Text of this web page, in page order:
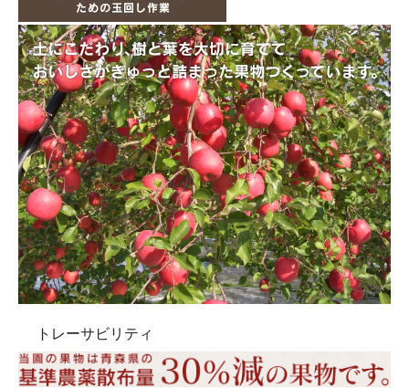
トレーサビリティ